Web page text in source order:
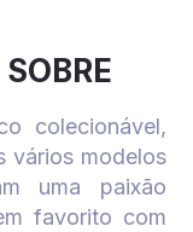
colecionável,
vários modelos
uma paixão
favorito com